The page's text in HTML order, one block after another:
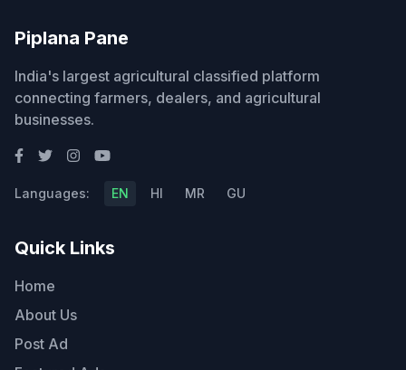
Piplana Pane
India's largest agricultural classified platform
connecting farmers, dealers, and agricultural
businesses.
Languages: EN HI MR GU
Quick Links
Home
About Us
Post Ad